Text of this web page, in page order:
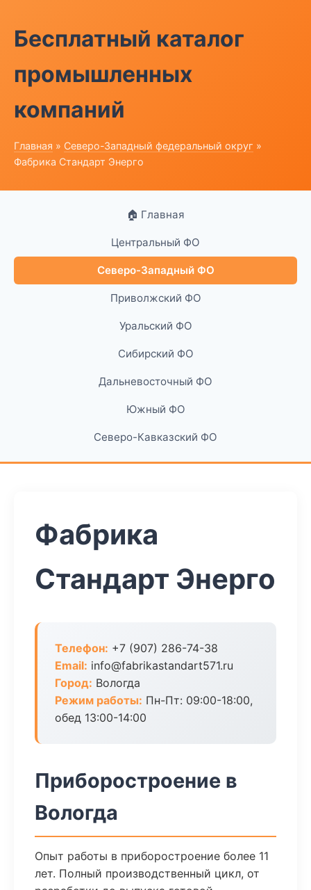
Бесплатный каталог
промышленных
компаний
Главная » Северо-Западный федеральный округ »
Фабрика Стандарт Энерго
🏠 Главная
Центральный ФО
Северо-Западный ФО
Приволжский ФО
Уральский ФО
Сибирский ФО
Дальневосточный ФО
Южный ФО
Северо-Кавказский ФО
Фабрика
Стандарт Энерго
Телефон: +7 (907) 286-74-38
Email: info@fabrikastandart571.ru
Город: Вологда
Режим работы: Пн-Пт: 09:00-18:00,
обед 13:00-14:00
Приборостроение в
Вологда
Опыт работы в приборостроение более 11
лет. Полный производственный цикл, от